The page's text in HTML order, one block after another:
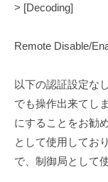
> [Decoding]
Remote Disable/
以下の認証設定な
でも操作出来てし
にすることをお勧
として使用してお
で、制御局として